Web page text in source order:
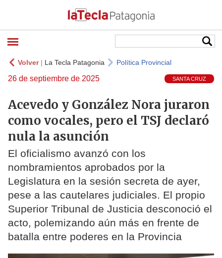
Volver| La Tecla Patagonia Política Provincial
26 de septiembre de 2025 SANTA CRUZ
Acevedo y González Nora juraron
como vocales, pero el TSJ declaró
nula la asunción
El oficialismo avanzó con los
nombramientos aprobados por la
Legislatura en la sesión secreta de ayer,
pese a las cautelares judiciales. El propio
Superior Tribunal de Justicia desconoció el
acto, polemizando aún más en frente de
batalla entre poderes en la Provincia